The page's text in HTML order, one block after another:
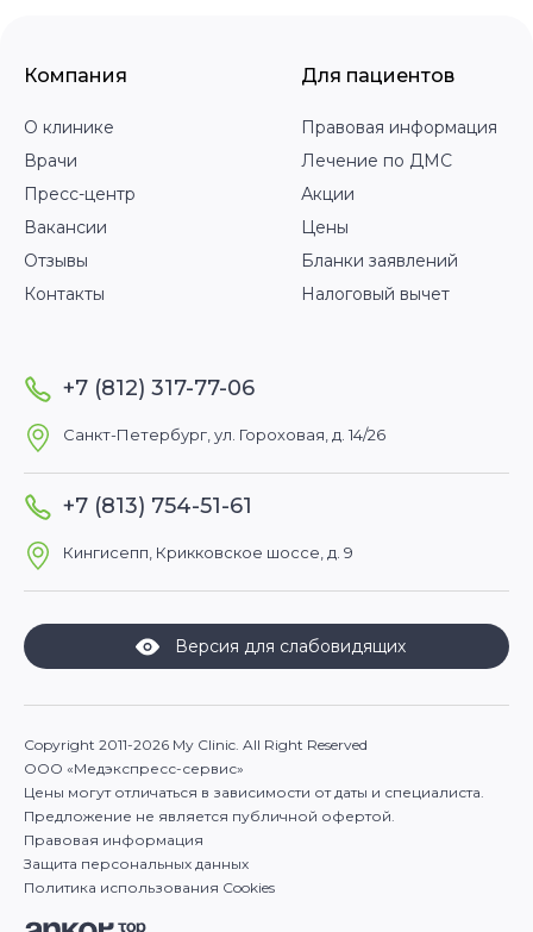
Компания
О клинике
Врачи
Пресс-центр
Вакансии
Отзывы
Контакты
Для пациентов
Правовая информация
Лечение по ДМС
Акции
Цены
Бланки заявлений
Налоговый вычет
+7 (812) 317-77-06
Санкт-Петербург, ул. Гороховая, д. 14/26
+7 (813) 754-51-61
Кингисепп, Крикковское шоссе, д. 9
Версия для слабовидящих
Copyright 2011-2026 My Clinic. All Right Reserved
ООО «Медэкспресс-сервис»
Цены могут отличаться в зависимости от даты и специалиста.
Предложение не является публичной офертой.
Правовая информация
Защита персональных данных
Политика использования Cookies